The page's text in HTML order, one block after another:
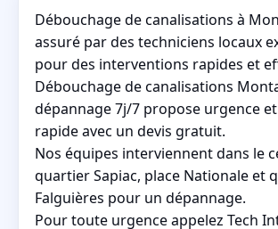
Débouchage de canalisations à
assuré par des techniciens locaux
pour des interventions rapides et
Débouchage de canalisations
dépannage 7j/7 propose urgence
rapide avec un devis gratuit.
Nos équipes interviennent dans le
quartier Sapiac, place Nationale et
Falguières pour un dépannage.
Pour toute urgence appelez Tech